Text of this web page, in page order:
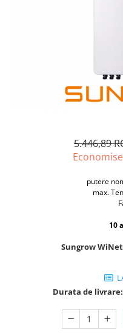
Accesorii stocare
Structura acoperis tigla
Structura acoperis tabla
Structura acoperis plat
5.446,89
putere
max.
10
Sungrow
Durata de livrare: